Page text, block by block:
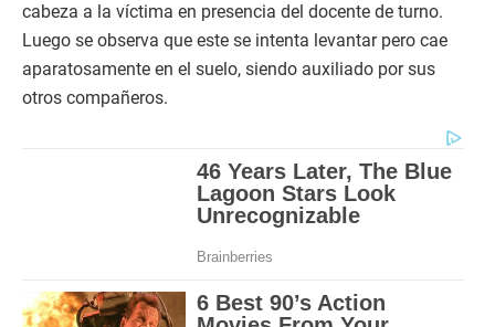
cabeza a la víctima en presencia del docente de turno.
Luego se observa que este se intenta levantar pero cae
aparatosamente en el suelo, siendo auxiliado por sus
otros compañeros.